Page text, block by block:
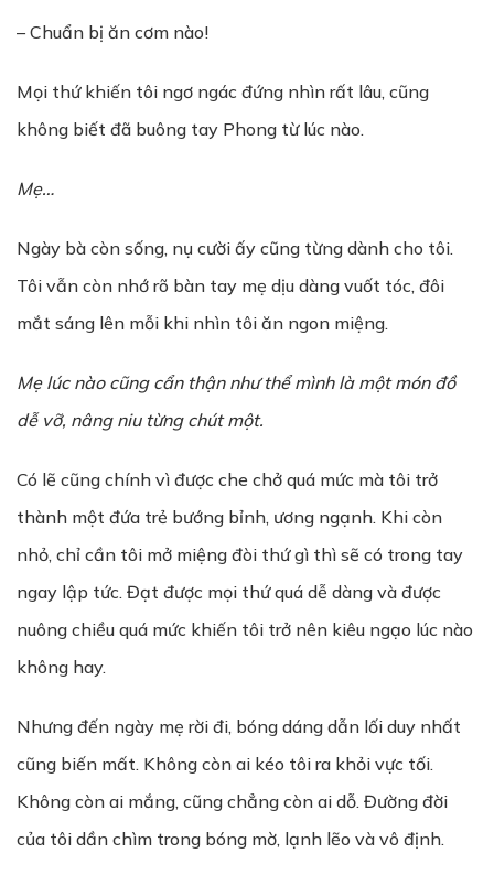
– Chuẩn bị ăn cơm nào!
Mọi thứ khiến tôi ngơ ngác đứng nhìn rất lâu, cũng
không biết đã buông tay Phong từ lúc nào.
Mẹ…
Ngày bà còn sống, nụ cười ấy cũng từng dành cho tôi.
Tôi vẫn còn nhớ rõ bàn tay mẹ dịu dàng vuốt tóc, đôi
mắt sáng lên mỗi khi nhìn tôi ăn ngon miệng.
Mẹ lúc nào cũng cẩn thận như thể mình là một món đồ
dễ vỡ, nâng niu từng chút một.
Có lẽ cũng chính vì được che chở quá mức mà tôi trở
thành một đứa trẻ bướng bỉnh, ương ngạnh. Khi còn
nhỏ, chỉ cần tôi mở miệng đòi thứ gì thì sẽ có trong tay
ngay lập tức. Đạt được mọi thứ quá dễ dàng và được
nuông chiều quá mức khiến tôi trở nên kiêu ngạo lúc nào
không hay.
Nhưng đến ngày mẹ rời đi, bóng dáng dẫn lối duy nhất
cũng biến mất. Không còn ai kéo tôi ra khỏi vực tối.
Không còn ai mắng, cũng chẳng còn ai dỗ. Đường đời
của tôi dần chìm trong bóng mờ, lạnh lẽo và vô định.